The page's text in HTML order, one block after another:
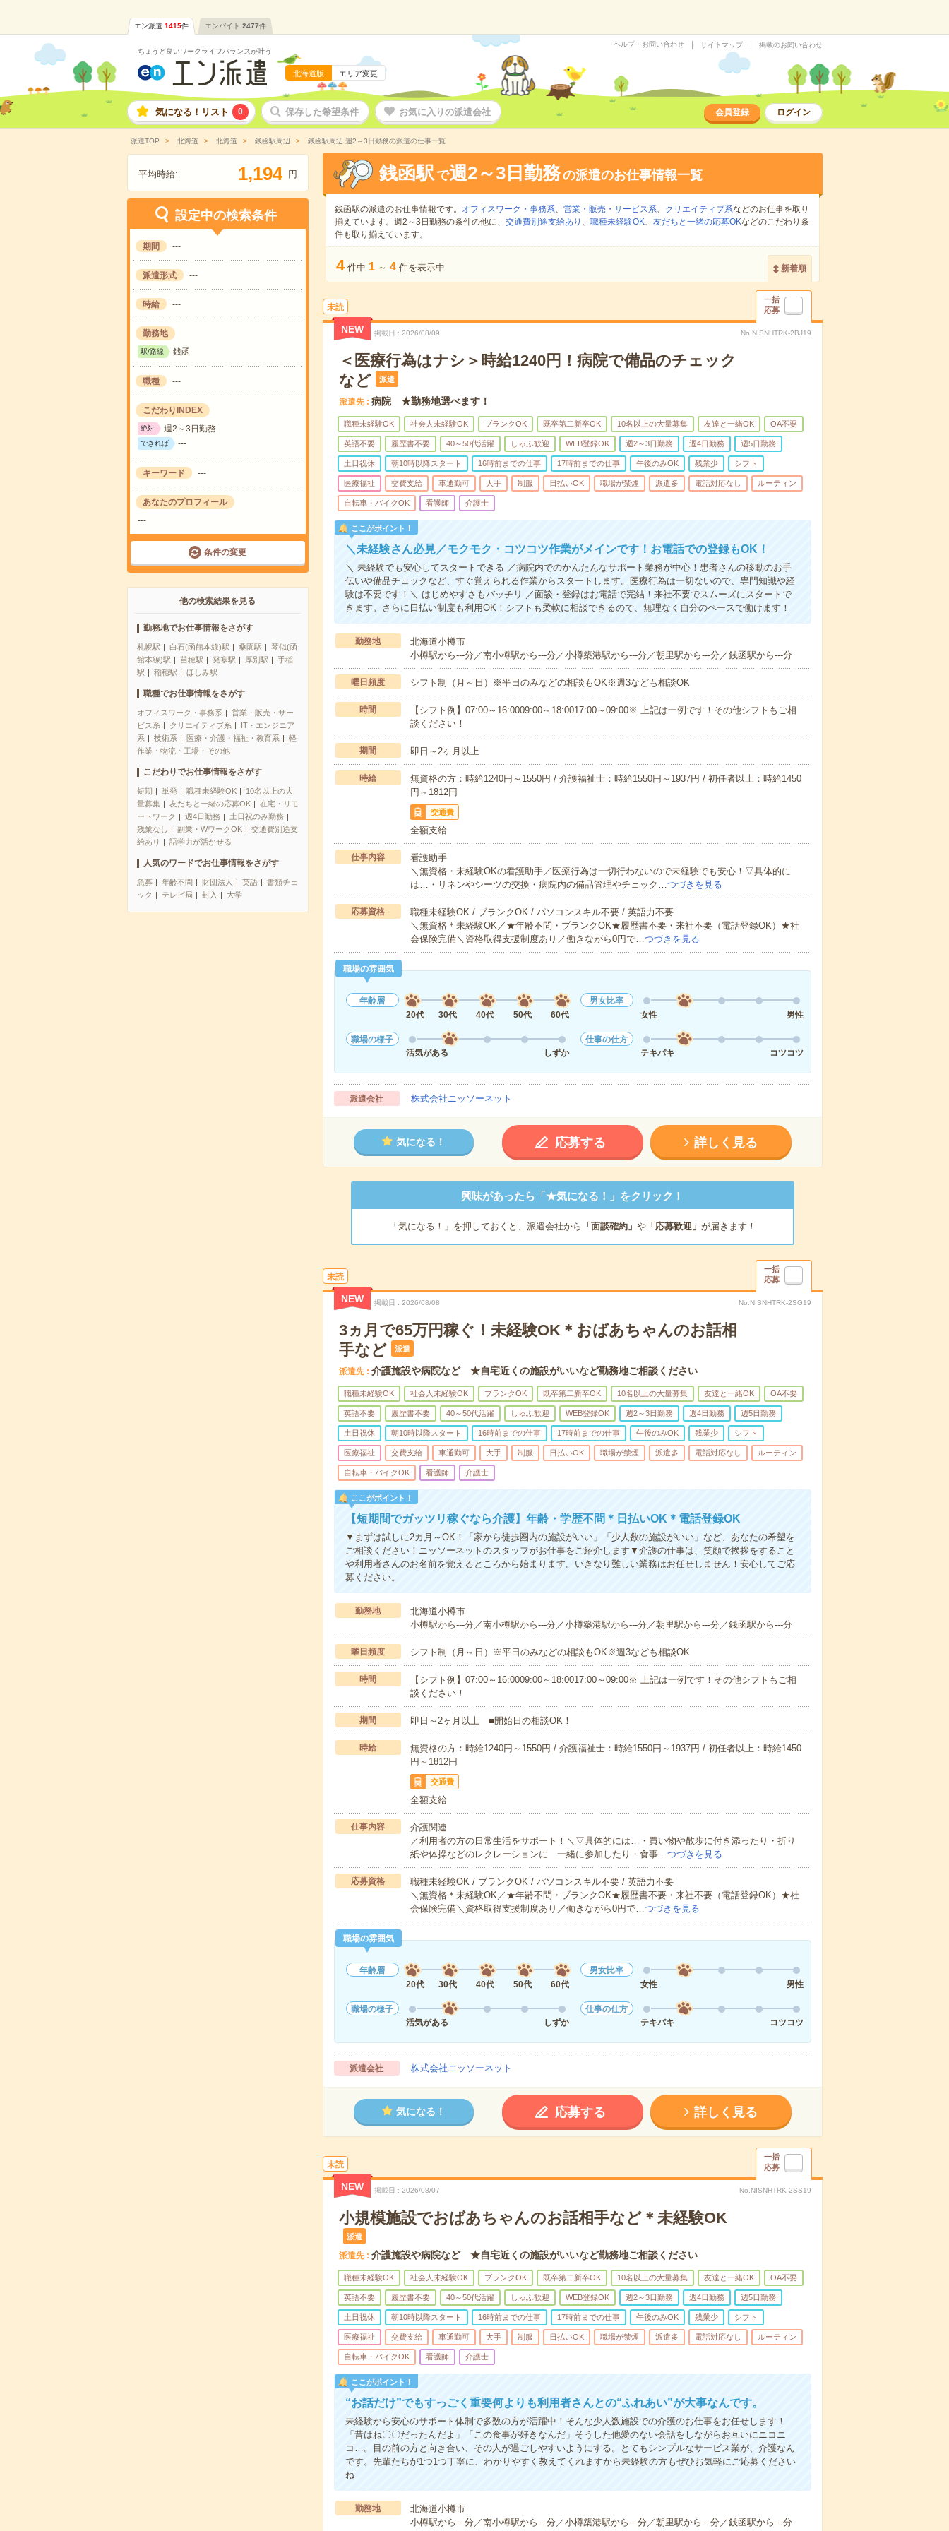
エン派遣 1415件 エンバイト 2477件
ちょうど良いワークライフバランスが叶う
北海道版 エリア変更
ヘルプ・お問い合わせ サイトマップ 掲載のお問い合わせ
気になる！リスト 0 保存した希望条件 お気に入りの派遣会社 会員登録 ログイン
派遣TOP 北海道 北海道 銭函駅周辺 銭函駅周辺 週2～3日勤務の派遣の仕事一覧
平均時給: 1,194 円
設定中の検索条件
期間 ---
派遣形式 ---
時給 ---
勤務地
駅/路線 銭函
職種 ---
こだわりINDEX
絶対 週2～3日勤務
できれば ---
キーワード ---
あなたのプロフィール
---
条件の変更
他の検索結果を見る
勤務地でお仕事情報をさがす
札幌駅 白石(函館本線)駅 桑園駅
琴似(函
館本線)駅
苗穂駅 発寒駅 厚別駅
手稲
駅
稲穂駅 ほしみ駅
職種でお仕事情報をさがす
オフィスワーク・事務系
営業・販売・サー
ビス系
クリエイティブ系
IT・エンジニア
系
技術系 医療・介護・福祉・教育系
軽
作業・物流・工場・その他
こだわりでお仕事情報をさがす
短期 単発 職種未経験OK
10名以上の大
量募集
友だちと一緒の応募OK
在宅・リモ
ートワーク
週4日勤務
土日祝のみ勤務
残業なし
副業・WワークOK
交通費別途支
給あり
語学力が活かせる
人気のワードでお仕事情報をさがす
急募 年齢不問 財団法人 英語
書類チェ
ック
テレビ局 封入 大学
銭函駅 で週2～3日勤務の派遣のお仕事情報一覧
銭函駅の派遣のお仕事情報です。 オフィスワーク・事務系、 営業・販売・サービス系、 クリエイティブ系などのお仕事を取り
揃えています。週2～3日勤務の条件の他に、 交通費別途支給あり 、 職種未経験OK、 友だちと一緒の応募OKなどのこだわり条
件も取り揃えています。
4 件中 1 ～ 4 件を表示中 新着順
未読
一括
応募
NEW 掲載日 2026/08/09 No.NISNHTRK-2BJ19
＜医療行為はナシ＞時給1240円！病院で備品のチェック
など
派遣
派遣先 病院 ★勤務地選べます！
職種未経験OK 社会人未経験OK ブランクOK 既卒第二新卒OK 10名以上の大量募集 友達と一緒OK OA不要
英語不要 履歴書不要 40～50代活躍 しゅふ歓迎 WEB登録OK 週2～3日勤務 週4日勤務 週5日勤務
土日祝休 朝10時以降スタート 16時前までの仕事 17時前までの仕事 午後のみOK 残業少 シフト
医療福祉 交費支給 車通勤可 大手 制服 日払いOK 職場が禁煙 派遣多 電話対応なし ルーティン
自転車・バイクOK 看護師 介護士
ここがポイント！
＼未経験さん必見／モクモク・コツコツ作業がメインです！お電話での登録もOK！
＼ 未経験でも安心してスタートできる ／病院内でのかんたんなサポート業務が中心！患者さんの移動のお手
伝いや備品チェックなど、すぐ覚えられる作業からスタートします。医療行為は一切ないので、専門知識や経
験は不要です！＼ はじめやすさもバッチリ ／面談・登録はお電話で完結！来社不要でスムーズにスタートで
きます。さらに日払い制度も利用OK！シフトも柔軟に相談できるので、無理なく自分のペースで働けます！
勤務地
北海道小樽市
小樽駅から---分／南小樽駅から---分／小樽築港駅から---分／朝里駅から---分／銭函駅から---分
曜日頻度 シフト制（月～日）※平日のみなどの相談もOK※週3なども相談OK
時間
【シフト例】07:00～16:0009:00～18:0017:00～09:00※ 上記は一例です！その他シフトもご相
談ください！
期間 即日～2ヶ月以上
時給
無資格の方：時給1240円～1550円 / 介護福祉士：時給1550円～1937円 / 初任者以上：時給1450
円～1812円
交通費
全額支給
仕事内容
看護助手
＼無資格・未経験OKの看護助手／医療行為は一切行わないので未経験でも安心！▽具体的に
は…・リネンやシーツの交換・病院内の備品管理やチェック…つづきを見る
応募資格
職種未経験OK / ブランクOK / パソコンスキル不要 / 英語力不要
＼無資格＊未経験OK／★年齢不問・ブランクOK★履歴書不要・来社不要（電話登録OK）★社
会保険完備＼資格取得支援制度あり／働きながら0円で…つづきを見る
職場の雰囲気
年齢層
20代
30代 40代 50代 60代
男女比率
女性
男性
職場の様子
活気がある
しずか
仕事の仕方
テキパキ
コツコツ
派遣会社 株式会社ニッソーネット
気になる！ 応募する 詳しく見る
興味があったら「★気になる！」をクリック！
「気になる！」を押しておくと、派遣会社から 「面談確約」 や「応募歓迎」 が届きます！
未読
一括
応募
NEW 掲載日 2026/08/08 No.NISNHTRK-2SG19
3ヵ月で65万円稼ぐ！未経験OK＊おばあちゃんのお話相
手など
派遣
派遣先 介護施設や病院など ★自宅近くの施設がいいなど勤務地ご相談ください
職種未経験OK 社会人未経験OK ブランクOK 既卒第二新卒OK 10名以上の大量募集 友達と一緒OK OA不要
英語不要 履歴書不要 40～50代活躍 しゅふ歓迎 WEB登録OK 週2～3日勤務 週4日勤務 週5日勤務
土日祝休 朝10時以降スタート 16時前までの仕事 17時前までの仕事 午後のみOK 残業少 シフト
医療福祉 交費支給 車通勤可 大手 制服 日払いOK 職場が禁煙 派遣多 電話対応なし ルーティン
自転車・バイクOK 看護師 介護士
ここがポイント！
【短期間でガッツリ稼ぐなら介護】年齢・学歴不問＊日払いOK＊電話登録OK
▼まずは試しに2カ月～OK！「家から徒歩圏内の施設がいい」「少人数の施設がいい」など、あなたの希望を
ご相談ください！ニッソーネットのスタッフがお仕事をご紹介します▼介護の仕事は、笑顔で挨拶をすること
や利用者さんのお名前を覚えるところから始まります。いきなり難しい業務はお任せしません！安心してご応
募ください。
勤務地
北海道小樽市
小樽駅から---分／南小樽駅から---分／小樽築港駅から---分／朝里駅から---分／銭函駅から---分
曜日頻度 シフト制（月～日）※平日のみなどの相談もOK※週3なども相談OK
時間
【シフト例】07:00～16:0009:00～18:0017:00～09:00※ 上記は一例です！その他シフトもご相
談ください！
期間 即日～2ヶ月以上 ■開始日の相談OK！
時給
無資格の方：時給1240円～1550円 / 介護福祉士：時給1550円～1937円 / 初任者以上：時給1450
円～1812円
交通費
全額支給
仕事内容
介護関連
／利用者の方の日常生活をサポート！＼▽具体的には…・買い物や散歩に付き添ったり・折り
紙や体操などのレクレーションに 一緒に参加したり・食事…つづきを見る
応募資格
職種未経験OK / ブランクOK / パソコンスキル不要 / 英語力不要
＼無資格＊未経験OK／★年齢不問・ブランクOK★履歴書不要・来社不要（電話登録OK）★社
会保険完備＼資格取得支援制度あり／働きながら0円で…つづきを見る
職場の雰囲気
年齢層
20代
30代 40代 50代 60代
男女比率
女性
男性
職場の様子
活気がある
しずか
仕事の仕方
テキパキ
コツコツ
派遣会社 株式会社ニッソーネット
気になる！ 応募する 詳しく見る
未読
一括
応募
NEW 掲載日 2026/08/07 No.NISNHTRK-2SS19
小規模施設でおばあちゃんのお話相手など＊未経験OK
派遣
派遣先 介護施設や病院など ★自宅近くの施設がいいなど勤務地ご相談ください
職種未経験OK 社会人未経験OK ブランクOK 既卒第二新卒OK 10名以上の大量募集 友達と一緒OK OA不要
英語不要 履歴書不要 40～50代活躍 しゅふ歓迎 WEB登録OK 週2～3日勤務 週4日勤務 週5日勤務
土日祝休 朝10時以降スタート 16時前までの仕事 17時前までの仕事 午後のみOK 残業少 シフト
医療福祉 交費支給 車通勤可 大手 制服 日払いOK 職場が禁煙 派遣多 電話対応なし ルーティン
自転車・バイクOK 看護師 介護士
ここがポイント！
“お話だけ”でもすっごく重要何よりも利用者さんとの“ふれあい”が大事なんです。
未経験から安心のサポート体制で多数の方が活躍中！そんな少人数施設での介護のお仕事をお任せします！
「昔はね〇〇だったんだよ」「この食事が好きなんだ」そうした他愛のない会話をしながらお互いにニコニ
コ…。目の前の方と向き合い、その人が過ごしやすいようにする。とてもシンプルなサービス業が、介護なん
です。先輩たちが1つ1つ丁寧に、わかりやすく教えてくれますから未経験の方もぜひお気軽にご応募ください
ね
勤務地
北海道小樽市
小樽駅から---分／南小樽駅から---分／小樽築港駅から---分／朝里駅から---分／銭函駅から---分